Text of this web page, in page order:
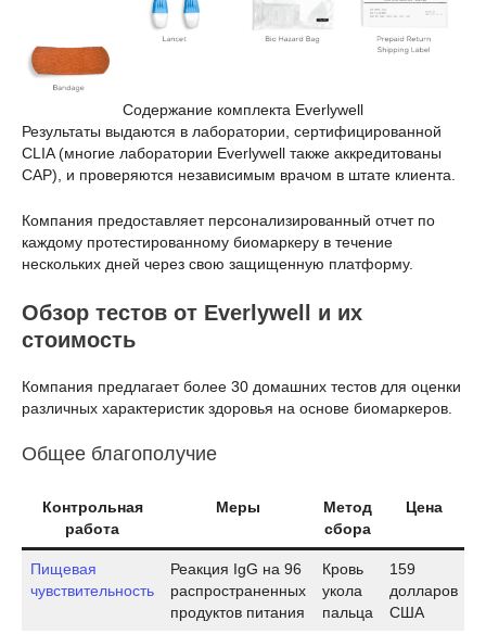
Содержание комплекта Everlywell
Результаты выдаются в лаборатории, сертифицированной
CLIA (многие лаборатории Everlywell также аккредитованы
CAP), и проверяются независимым врачом в штате клиента.
Компания предоставляет персонализированный отчет по
каждому протестированному биомаркеру в течение
нескольких дней через свою защищенную платформу.
Обзор тестов от Everlywell и их
стоимость
Компания предлагает более 30 домашних тестов для оценки
различных характеристик здоровья на основе биомаркеров.
Общее благополучие
Контрольная
работа
Меры
Метод
сбора
Цена
Пищевая
чувствительность
Реакция IgG на 96
распространенных
продуктов питания
Кровь
укола
пальца
159
долларов
США